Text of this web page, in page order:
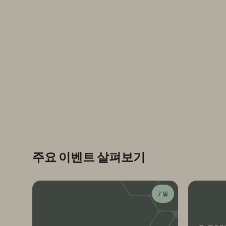
주요 이벤트 살펴보기
7 일